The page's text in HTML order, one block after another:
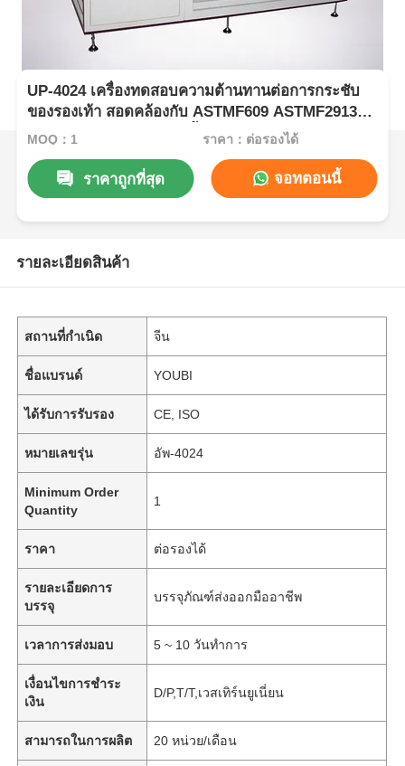
UP-4024 เครื่องทดสอบความต้านทานต่อการกระชับ
ของรองเท้า สอดคล้องกับ ASTMF609 ASTMF2913
SATRA TM144 มีแรงกดตั้ง 1000N และความเร็วการ
MOQ：1 ราคา：ต่อรองได้
ราคาถูกที่สุด จอทตอนนี้
รายละเอียดสินค้า
สถานที่กำเนิด จีน
ชื่อแบรนด์ YOUBI
ได้รับการรับรอง CE, ISO
หมายเลขรุ่น อัพ-4024
Minimum Order
Quantity
1
ราคา ต่อรองได้
รายละเอียดการ
บรรจุ
บรรจุภัณฑ์ส่งออกมืออาชีพ
เวลาการส่งมอบ 5 ~ 10 วันทำการ
เงื่อนไขการชำระ
เงิน
D/P,T/T,เวสเทิร์นยูเนี่ยน
สามารถในการผลิต 20 หน่วย/เดือน